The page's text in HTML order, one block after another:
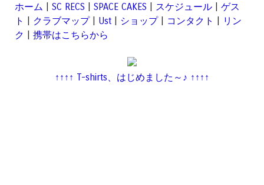
ホーム SC RECS SPACE CAKES スケジュール
ゲス
ト
クラブマップ| Ust ショップ| コンタクト
リン
ク
携帯はこちらから
↑↑↑↑ T-shirts、はじめました～♪ ↑↑↑↑